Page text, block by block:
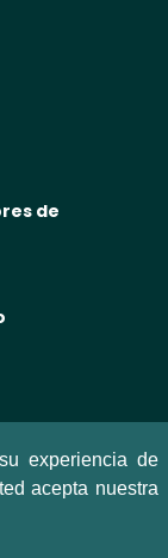
de
experiencia de
acepta nuestra